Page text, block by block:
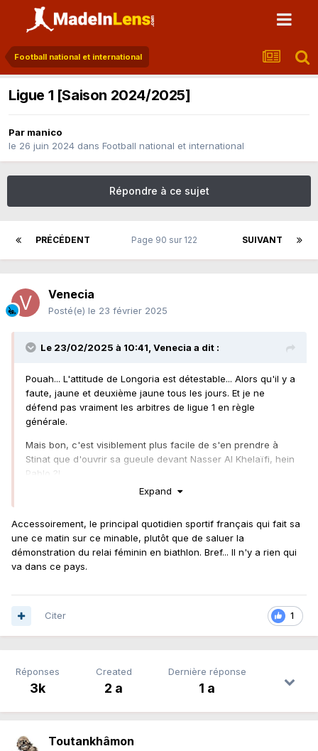
Football national et international
Ligue 1 [Saison 2024/2025]
Par manico
le 26 juin 2024 dans Football national et international
Répondre à ce sujet
PRÉCÉDENT SUIVANT
Page 90 sur 122
Venecia
Posté(e) le 23 février 2025
Le 23/02/2025 à 10:41, Venecia a dit :
Pouah... L'attitude de Longoria est détestable... Alors qu'il y a
faute, jaune et deuxième jaune tous les jours. Et je ne
défend pas vraiment les arbitres de ligue 1 en règle
générale.
Mais bon, c'est visiblement plus facile de s'en prendre à
Stinat que d'ouvrir sa gueule devant Nasser Al Khelaïfi, hein
Pablo ?!
Fort avec les faibles, faible avec les forts... Médiocres
Expand
Accessoirement, le principal quotidien sportif français qui fait sa
une ce matin sur ce minable, plutôt que de saluer la
démonstration du relai féminin en biathlon. Bref... Il n'y a rien qui
va dans ce pays.
1
Citer
Réponses
3k
Created
2 a
Dernière réponse
1 a
Toutankhâmon